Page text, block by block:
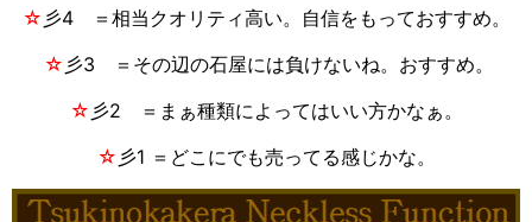
☆ 彡4 ＝相当クオリティ高い。自信をもっておすすめ。
☆ 彡3 ＝その辺の石屋には負けないね。おすすめ。
☆ 彡2 ＝まぁ種類によってはいい方かなぁ。
☆ 彡1 ＝どこにでも売ってる感じかな。